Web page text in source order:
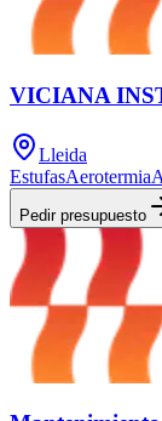
VICIANA
Lleida
EstufasAerotermia
Pedir presupuesto